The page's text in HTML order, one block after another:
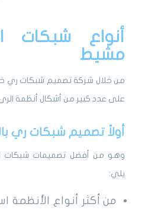
أنواع شبكات
مشيط
من خلال شركة تصميم شبكات ري
على عدد كبير من أشكال أنظمة
أولاً تصميم شبكات ري
وهو من أفضل تصميمات شبكات
يلي:
من أكثر أنواع الأنظمة